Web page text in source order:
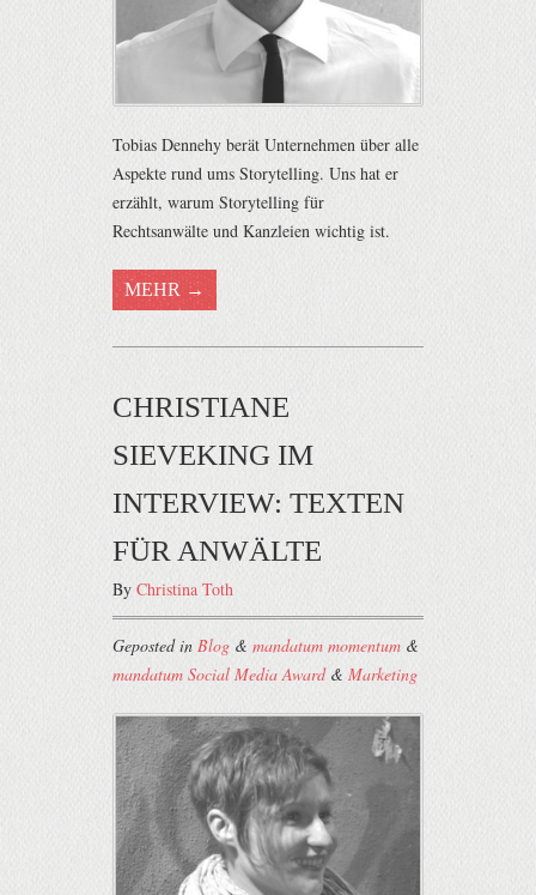
Tobias Dennehy berät Unternehmen über alle
Aspekte rund ums Storytelling. Uns hat er
erzählt, warum Storytelling für
Rechtsanwälte und Kanzleien wichtig ist.
MEHR →
CHRISTIANE
SIEVEKING IM
INTERVIEW: TEXTEN
FÜR ANWÄLTE
By Christina Toth
Geposted in Blog & mandatum momentum &
mandatum Social Media Award& Marketing